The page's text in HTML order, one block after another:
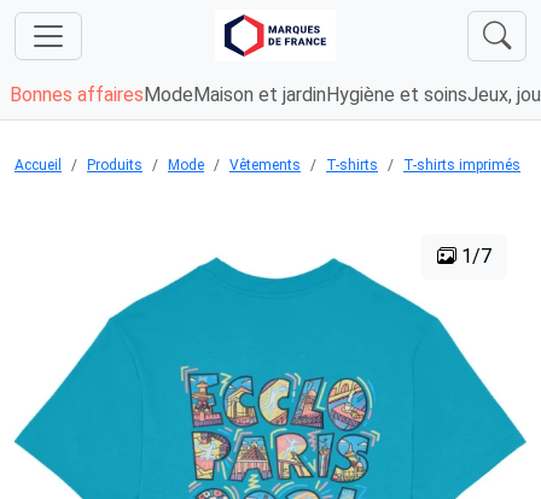
Bonnes affaires Mode Maison et jardin Hygiène et soinsJeux,
Accueil Produits Mode Vêtements T-shirts T-shirts imprimés
1/7